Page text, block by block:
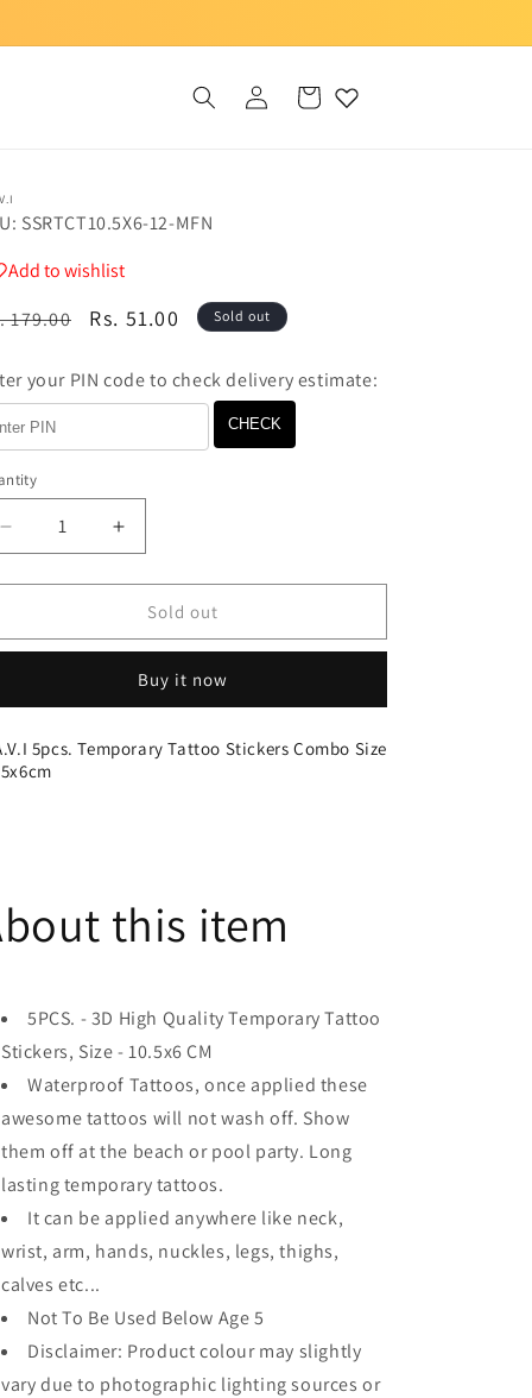
Log
in
Cart
SSRTCT10.5X6-12-MFN
Add to wishlist
179.00
Sale
Rs. 51.00 Sold out
your PIN code to check delivery estimate:
CHECK
Decrease
quantity
for
5pcs.
Stickers
Size
10.5x6cm
Increase
quantity
for
S.A.V.I
5pcs.
Tattoo
Stickers
Size
Sold out
Buy it now
5pcs. Temporary Tattoo Stickers Combo Size
this item
5PCS. - 3D High Quality Temporary Tattoo
Stickers, Size - 10.5x6 CM
Waterproof Tattoos, once applied these
awesome tattoos will not wash off. Show
them off at the beach or pool party. Long
lasting temporary tattoos.
It can be applied anywhere like neck,
wrist, arm, hands, nuckles, legs, thighs,
calves etc...
Not To Be Used Below Age 5
Disclaimer: Product colour may slightly
vary due to photographic lighting sources or